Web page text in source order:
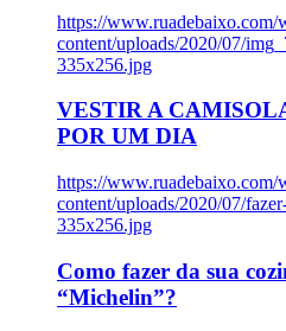
https://www.ruadebaixo.com/
content/uploads/2020/07/
335x256.jpg
VESTIR A
POR UM DIA
https://www.ruadebaixo.com/
content/uploads/2020/07/
335x256.jpg
Como fazer da sua
“Michelin”?